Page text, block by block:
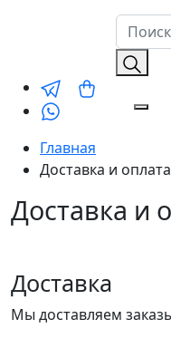
Главная
Доставка и оплата
Доставка и
Доставка
Мы доставляем